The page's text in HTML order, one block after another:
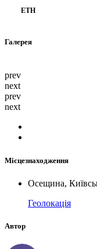
ETH
Галерея
prev
next
prev
next
Місцезнаходження
Осещина,
Геолокація
Автор